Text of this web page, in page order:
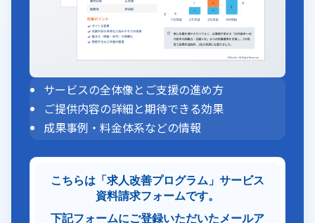
サービスの全体像とご支援の進め方
ご提供内容の詳細と期待できる効果
成果事例・料金体系などの情報